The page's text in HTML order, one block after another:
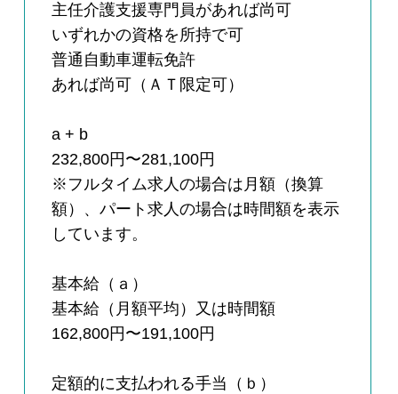
主任介護支援専門員があれば尚可
いずれかの資格を所持で可
普通自動車運転免許
あれば尚可（ＡＴ限定可）
a + b
232,800円〜281,100円
※フルタイム求人の場合は月額（換算
額）、パート求人の場合は時間額を表示
しています。
基本給（ａ）
基本給（月額平均）又は時間額
162,800円〜191,100円
定額的に支払われる手当（ｂ）